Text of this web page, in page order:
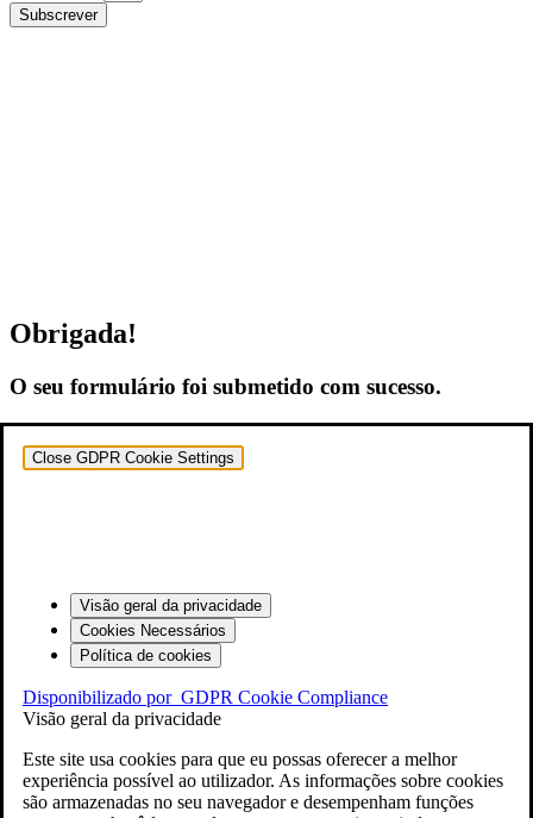
Subscrever
Obrigada!
O seu formulário foi submetido com sucesso.
Close GDPR Cookie Settings
Visão geral da privacidade
Cookies Necessários
Política de cookies
Disponibilizado por GDPR Cookie Compliance
Visão geral da privacidade
Este site usa cookies para que eu possas oferecer a melhor
experiência possível ao utilizador. As informações sobre cookies
são armazenadas no seu navegador e desempenham funções